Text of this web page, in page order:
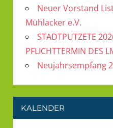
Neuer Vorstand
Mühlacker e.V.
STADTPUTZETE
PFLICHTTERMIN DES
Neujahrsempfang
KALENDER